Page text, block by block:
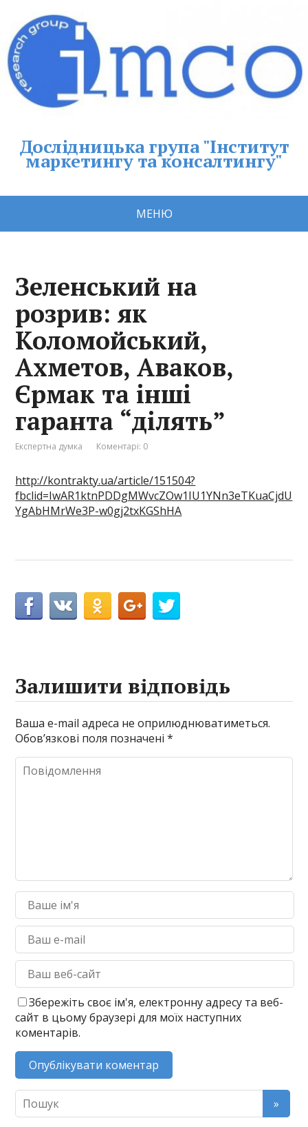
Дослідницька група "Інститут
маркетингу та консалтингу"
МЕНЮ
Зеленський на
розрив: як
Коломойський,
Ахметов, Аваков,
Єрмак та інші
гаранта “ділять”
Експертна думка Коментарі: 0
http://kontrakty.ua/article/151504?
fbclid=IwAR1ktnPDDgMWvcZOw1IU1YNn3eTKuaCjdU
YgAbHMrWe3P-w0gj2txKGShHA
Залишити відповідь
Ваша e-mail адреса не оприлюднюватиметься.
Обов’язкові поля позначені*
Збережіть своє ім'я, електронну адресу та веб-
сайт в цьому браузері для моїх наступних
коментарів.